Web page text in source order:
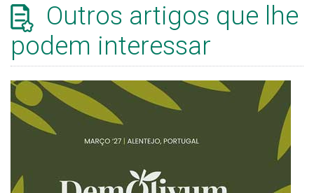
Outros artigos que lhe
podem interessar